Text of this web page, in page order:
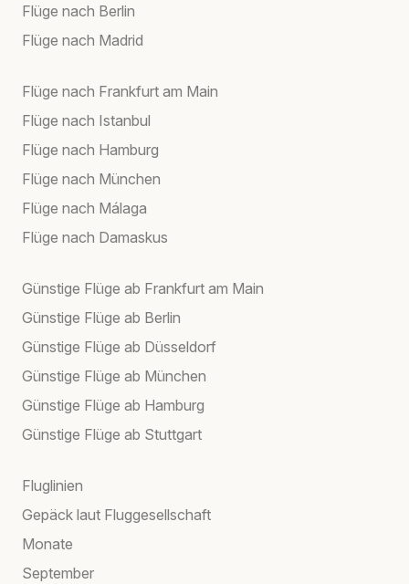
Flüge nach Berlin
Flüge nach Madrid
Flüge nach Frankfurt am Main
Flüge nach Istanbul
Flüge nach Hamburg
Flüge nach München
Flüge nach Málaga
Flüge nach Damaskus
Günstige Flüge ab Frankfurt am Main
Günstige Flüge ab Berlin
Günstige Flüge ab Düsseldorf
Günstige Flüge ab München
Günstige Flüge ab Hamburg
Günstige Flüge ab Stuttgart
Fluglinien
Gepäck laut Fluggesellschaft
Monate
September